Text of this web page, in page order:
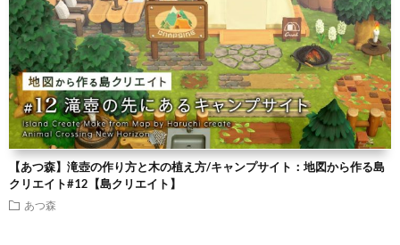
【あつ森】滝壺の作り方と木の植え方/キャンプサイト：地図から作る島
クリエイト#12【島クリエイト】
あつ森